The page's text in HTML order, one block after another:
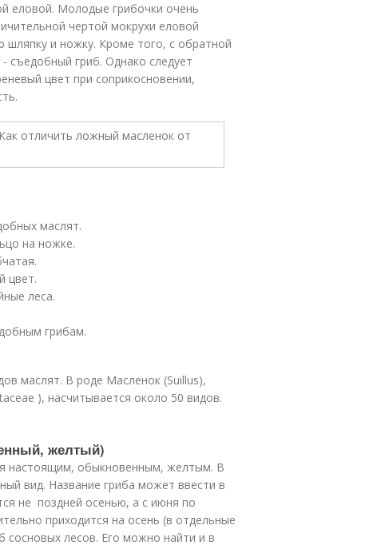
еловой. Молодые грибочки очень
чертой мокрухи еловой
шляпку и ножку. Кроме того, с обратной
съедобный гриб. Однако следует
цвет при соприкосновении,
маслят.
на ножке.
цвет.
леса.
грибам.
маслят. В роде Масленок (Suillus),
), насчитывается около 50 видов.
желтый)
настоящим, обыкновенным, желтым. В
вид. Название гриба может ввести в
не поздней осенью, а с июня по
приходится на осень (в отдельные
лесов. Его можно найти и в